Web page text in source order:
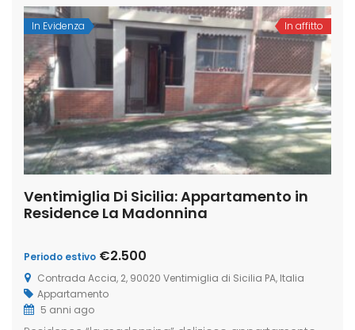
In Evidenza In affitto
Ventimiglia Di Sicilia: Appartamento in
Residence La Madonnina
Periodo estivo €2.500
Contrada Accia, 2, 90020 Ventimiglia di Sicilia PA, Italia
Appartamento
5 anni ago
: Terreno
Valle Corvo